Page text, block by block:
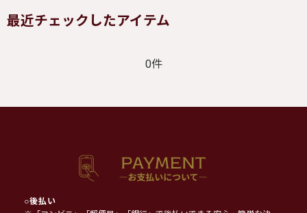
最近チェックしたアイテム
0件
○後払い